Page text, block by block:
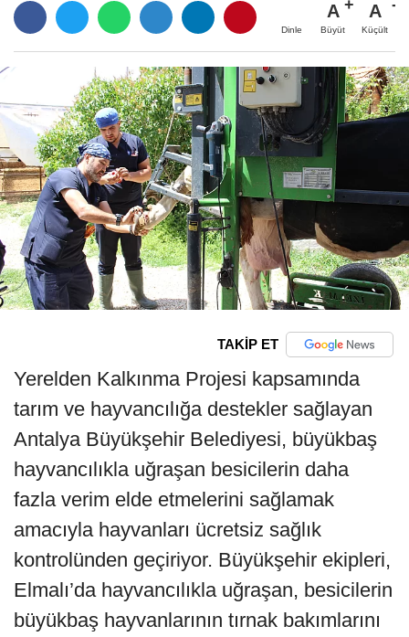
Dinle
A
Büyüt
A
Küçült
TAKİP ET
Yerelden Kalkınma Projesi kapsamında
tarım ve hayvancılığa destekler sağlayan
Antalya Büyükşehir Belediyesi, büyükbaş
hayvancılıkla uğraşan besicilerin daha
fazla verim elde etmelerini sağlamak
amacıyla hayvanları ücretsiz sağlık
kontrolünden geçiriyor. Büyükşehir ekipleri,
Elmalı’da hayvancılıkla uğraşan, besicilerin
büyükbaş hayvanlarının tırnak bakımlarını